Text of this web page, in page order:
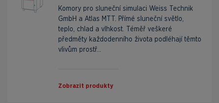
Komory pro sluneční simulaci Weiss Technik
GmbH a Atlas MTT. Přímé sluneční světlo,
teplo, chlad a vlhkost. Téměř veškeré
předměty každodenního života podléhají těmto
vlivům prostř...
Zobrazit produkty